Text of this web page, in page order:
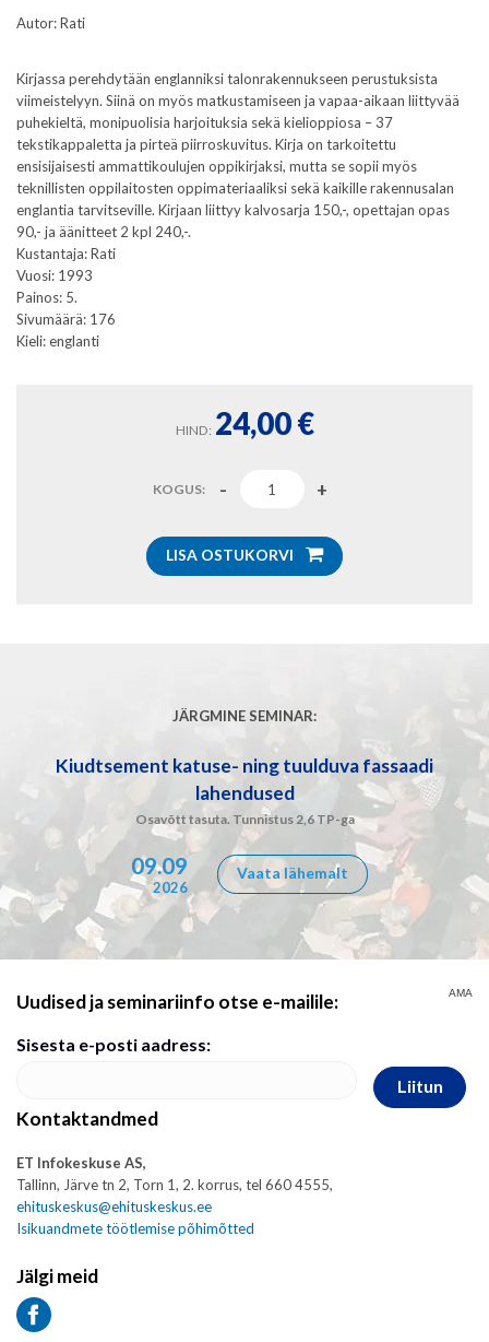
Autor: Rati
Kirjassa perehdytään englanniksi talonrakennukseen perustuksista
viimeistelyyn. Siinä on myös matkustamiseen ja vapaa-aikaan liittyvää
puhekieltä, monipuolisia harjoituksia sekä kielioppiosa – 37
tekstikappaletta ja pirteä piirroskuvitus. Kirja on tarkoitettu
ensisijaisesti ammattikoulujen oppikirjaksi, mutta se sopii myös
teknillisten oppilaitosten oppimateriaaliksi sekä kaikille rakennusalan
englantia tarvitseville. Kirjaan liittyy kalvosarja 150,-, opettajan opas
90,- ja äänitteet 2 kpl 240,-.
Kustantaja: Rati
Vuosi: 1993
Painos: 5.
Sivumäärä: 176
Kieli: englanti
HIND: 24,00€
KOGUS:
LISA OSTUKORVI
JÄRGMINE SEMINAR:
Kiudtsement katuse- ning tuulduva fassaadi
lahendused
Osavõtt tasuta. Tunnistus 2,6 TP-ga
09.09
2026
Vaata lähemalt
Uudised ja seminariinfo otse e-mailile:
Sisesta e-posti aadress:
Liitun
Kontaktandmed
ET Infokeskuse AS,
Tallinn, Järve tn 2, Torn 1, 2. korrus, tel 660 4555,
ehituskeskus@ehituskeskus.ee
Isikuandmete töötlemise põhimõtted
Jälgi meid
AMA